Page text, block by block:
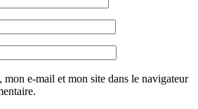
e-mail et mon site dans le navigateur